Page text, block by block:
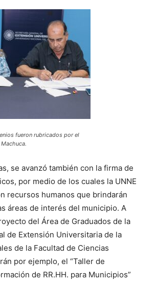
fueron rubricados por el
se avanzó también con la firma de
por medio de los cuales la UNNE
recursos humanos que brindarán
áreas de interés del municipio. A
del Área de Graduados de la
de Extensión Universitaria de la
de la Facultad de Ciencias
por ejemplo, el “Taller de
de RR.HH. para Municipios”